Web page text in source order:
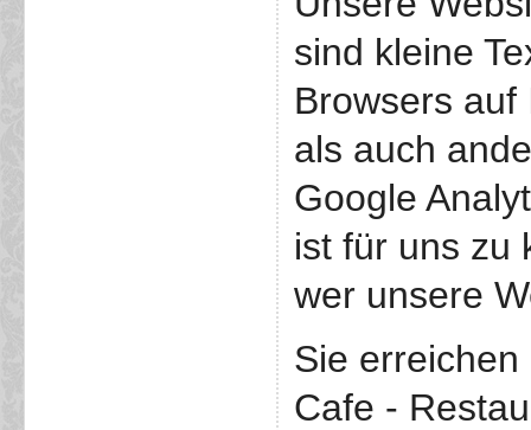
sind kleine
Browsers
als auch
Google
ist für uns zu
wer unsere
Sie
Cafe -